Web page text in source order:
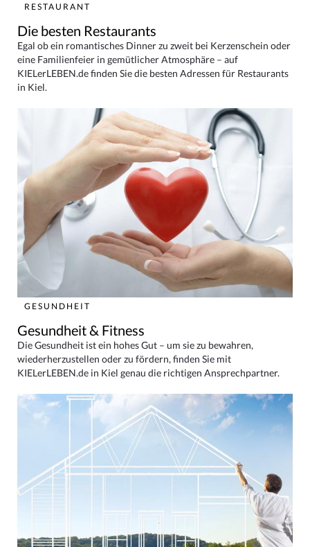
RESTAURANT
Die besten Restaurants
Egal ob ein romantisches Dinner zu zweit bei Kerzenschein oder
eine Familienfeier in gemütlicher Atmosphäre – auf
KIELerLEBEN.de finden Sie die besten Adressen für Restaurants
in Kiel.
GESUNDHEIT
Gesundheit & Fitness
Die Gesundheit ist ein hohes Gut – um sie zu bewahren,
wiederherzustellen oder zu fördern, finden Sie mit
KIELerLEBEN.de in Kiel genau die richtigen Ansprechpartner.